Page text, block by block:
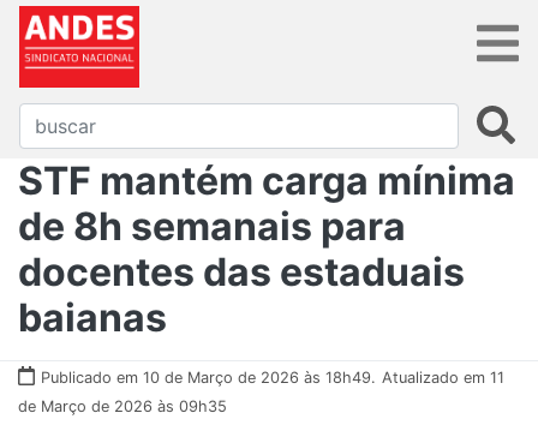
STF mantém carga mínima
de 8h semanais para
docentes das estaduais
baianas
Publicado em 10 de Março de 2026 às 18h49. Atualizado em 11
de Março de 2026 às 09h35